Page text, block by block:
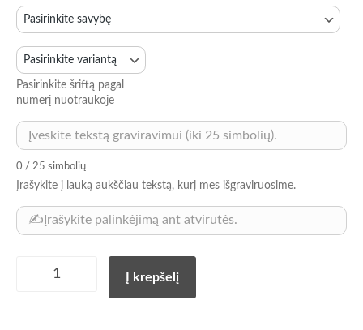
Pasirinkite šriftą pagal
numerį nuotraukoje
0 / 25 simbolių
Įrašykite į lauką aukščiau tekstą, kurį mes išgraviruosime.
Personalizuotas
Į krepšelį